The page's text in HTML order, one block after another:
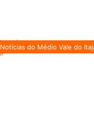
Notícias do Médio Vale do